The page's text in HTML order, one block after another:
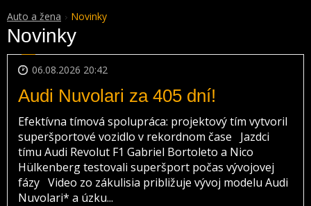
Auto a žena Novinky
Novinky
06.08.2026 20:42
Audi Nuvolari za 405 dní!
Efektívna tímová spolupráca: projektový tím vytvoril
superšportové vozidlo v rekordnom čase Jazdci
tímu Audi Revolut F1 Gabriel Bortoleto a Nico
Hülkenberg testovali superšport počas vývojovej
fázy Video zo zákulisia približuje vývoj modelu Audi
Nuvolari* a úzku...